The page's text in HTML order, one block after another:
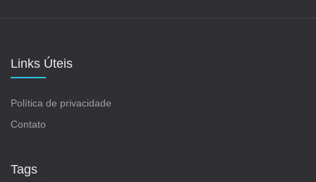
Links Úteis
Política de privacidade
Contato
Tags